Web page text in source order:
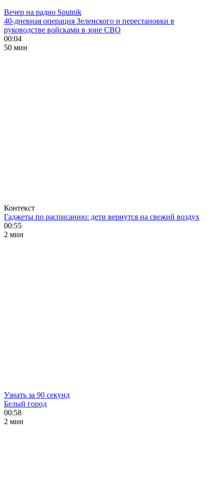
Вечер на радио Sputnik
40-дневная операция Зеленского и перестановки в
руководстве войсками в зоне СВО
00:04
50 мин
Контекст
Гаджеты по расписанию: дети вернутся на свежий воздух
00:55
2 мин
Узнать за 90 секунд
Белый город
00:58
2 мин